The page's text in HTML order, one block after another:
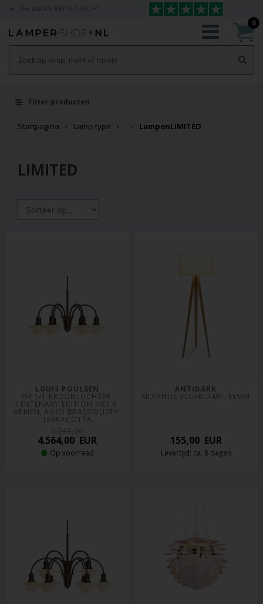
366 DAGEN RETOURRECHT
0
Filter producten
Startpagina Lamp-type LampenLIMITED
LIMITED
LOUIS POULSEN
PH 1/1 KROONLUCHTER
CENTENARY EDITION MET 6
ARMEN, AGED BRASS/DUSTY
TERRACOTTA
4.564,00 EUR
Op voorraad
ANTIDARK
SILVANUS VLOERLAMP, ESSEN
155,00EUR
Levertijd: ca. 8 dagen